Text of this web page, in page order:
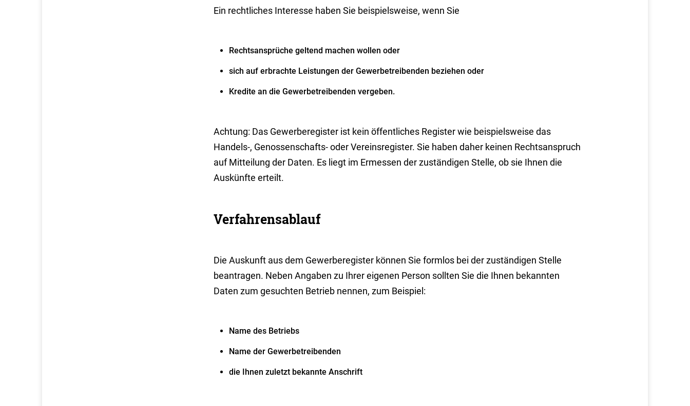
Ein rechtliches Interesse haben Sie beispielsweise, wenn Sie
Rechtsansprüche geltend machen wollen oder
sich auf erbrachte Leistungen der Gewerbetreibenden beziehen oder
Kredite an die Gewerbetreibenden vergeben.
Achtung: Das Gewerberegister ist kein öffentliches Register wie beispielsweise das
Handels-, Genossenschafts- oder Vereinsregister. Sie haben daher keinen Rechtsanspruch
auf Mitteilung der Daten. Es liegt im Ermessen der zuständigen Stelle, ob sie Ihnen die
Auskünfte erteilt.
Verfahrensablauf
Die Auskunft aus dem Gewerberegister können Sie formlos bei der zuständigen Stelle
beantragen. Neben Angaben zu Ihrer eigenen Person sollten Sie die Ihnen bekannten
Daten zum gesuchten Betrieb nennen, zum Beispiel:
Name des Betriebs
Name der Gewerbetreibenden
die Ihnen zuletzt bekannte Anschrift